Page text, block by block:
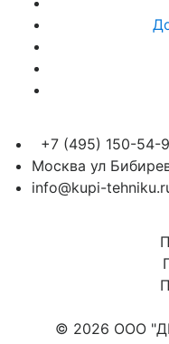
+7 (495) 150-54-
Москва ул
info@kupi-
© 2026 ООО